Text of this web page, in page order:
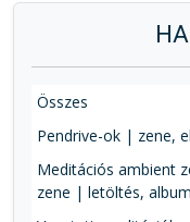
Összes
Pendrive-ok | zene,
Meditációs ambient
zene | letöltés,